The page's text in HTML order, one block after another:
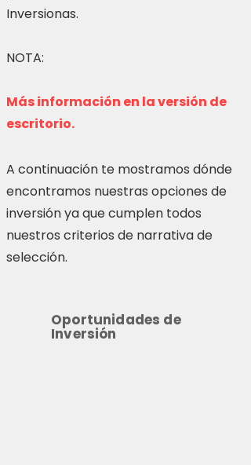
Inversionas.
NOTA:
Más información en la versión de
escritorio.
A continuación te mostramos dónde
encontramos nuestras opciones de
inversión ya que cumplen todos
nuestros criterios de narrativa de
selección.
Oportunidades de
Inversión